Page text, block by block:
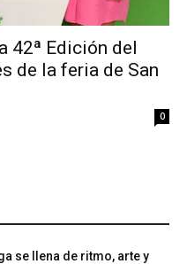
42ª Edición del
de la feria de San
0
se llena de ritmo, arte y